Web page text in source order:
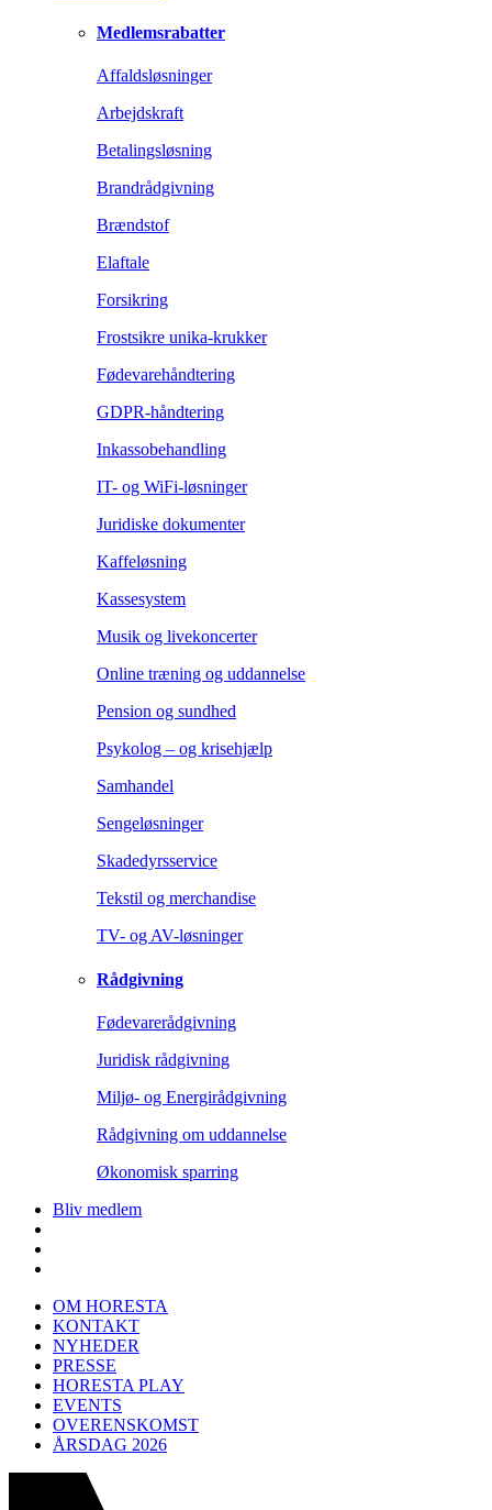
Medlemsrabatter
Affaldsløsninger
Arbejdskraft
Betalingsløsning
Brandrådgivning
Brændstof
Elaftale
Forsikring
Frostsikre unika-krukker
Fødevarehåndtering
GDPR-håndtering
Inkassobehandling
IT- og WiFi-løsninger
Juridiske dokumenter
Kaffeløsning
Kassesystem
Musik og livekoncerter
Online træning og uddannelse
Pension og sundhed
Psykolog – og krisehjælp
Samhandel
Sengeløsninger
Skadedyrsservice
Tekstil og merchandise
TV- og AV-løsninger
Rådgivning
Fødevarerådgivning
Juridisk rådgivning
Miljø- og Energirådgivning
Rådgivning om uddannelse
Økonomisk sparring
Bliv medlem
OM HORESTA
KONTAKT
NYHEDER
PRESSE
HORESTA PLAY
EVENTS
OVERENSKOMST
ÅRSDAG 2026